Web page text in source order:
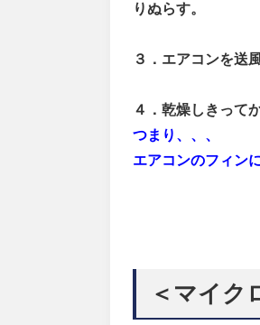
りぬらす。
３．エアコンを送
４．乾燥しきって
つまり、、、
エアコンのフィン
＜マイク